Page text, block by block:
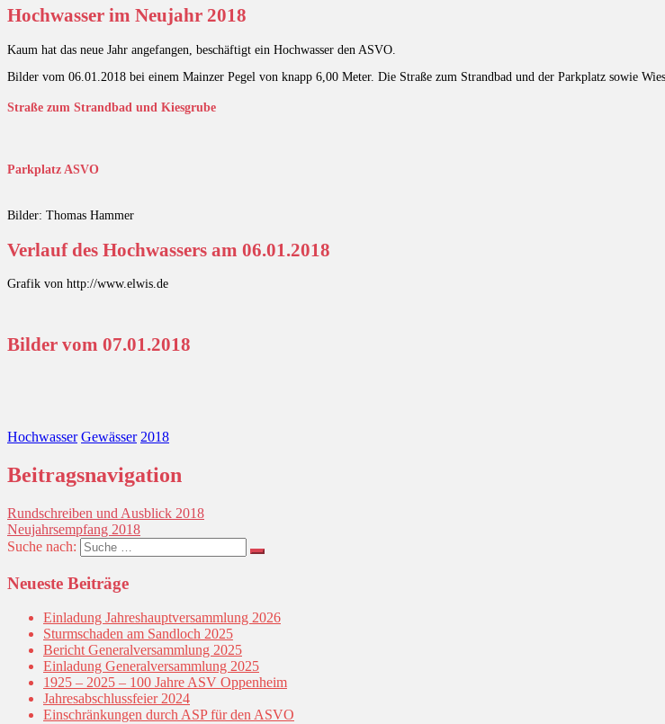
Hochwasser im Neujahr 2018
Kaum hat das neue Jahr angefangen, beschäftigt ein Hochwasser den ASVO.
Bilder vom 06.01.2018 bei einem Mainzer Pegel von knapp 6,00 Meter. Die Straße zum Strandbad und der Parkplatz sowie
Straße zum Strandbad und Kiesgrube
Parkplatz ASVO
Bilder: Thomas Hammer
Verlauf des Hochwassers am 06.01.2018
Grafik von http://www.elwis.de
Bilder vom 07.01.2018
Hochwasser Gewässer 2018
Beitragsnavigation
Rundschreiben und Ausblick 2018
Neujahrsempfang 2018
Suche nach:
Neueste Beiträge
Einladung Jahreshauptversammlung 2026
Sturmschaden am Sandloch 2025
Bericht Generalversammlung 2025
Einladung Generalversammlung 2025
1925 – 2025 – 100 Jahre ASV Oppenheim
Jahresabschlussfeier 2024
Einschränkungen durch ASP für den ASVO